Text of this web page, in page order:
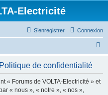
Electricité
Connexion
S’enregistrer
de confidentialité
« Forums de VOLTA-Electricité » et
« nous », « notre », « nos »,